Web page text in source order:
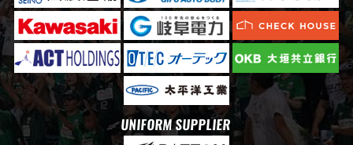
UNIFORM SUPPLIER